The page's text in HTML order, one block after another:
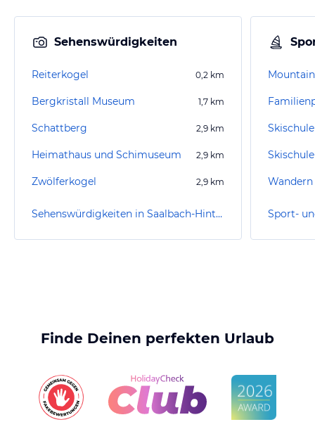
Sehenswürdigkeiten
Reiterkogel 0,2 km
Bergkristall Museum 1,7 km
Schattberg 2,9 km
Heimathaus und Schimuseum 2,9 km
Zwölferkogel 2,9 km
Sehenswürdigkeiten in Saalbach-Hinterglemm
Finde Deinen perfekten Urlaub